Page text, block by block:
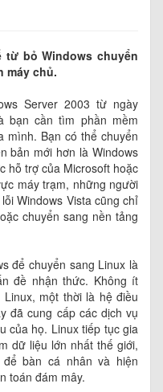
bỏ Windows chuyển
máy chủ.
Server 2003 từ ngày
bạn cần tìm phần mềm
mình. Bạn có thể chuyển
bản mới hơn là Windows
hỗ trợ của Microsoft hoặc
máy trạm, những người
Windows Vista cũng chỉ
chuyển sang nền tảng
để chuyển sang Linux là
đề nhận thức. Không ít
một thời là hệ điều
đã cung cấp các dịch vụ
của họ. Linux tiếp tục gia
dữ liệu lớn nhất thế giới,
bàn cá nhân và hiện
toán đám mây.